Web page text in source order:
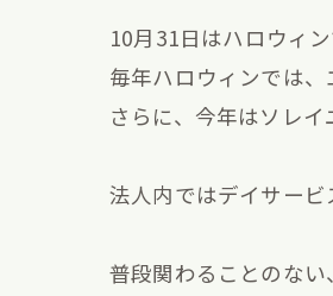
10月31日はハロウィン
毎年ハロウィンでは、
さらに、今年はソレイ
法人内ではデイサー
普段関わることのな